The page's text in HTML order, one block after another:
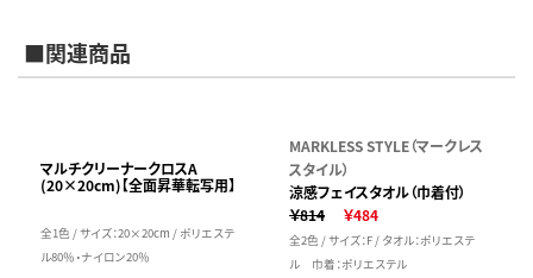
■関連商品
マルチクリーナークロスA
(20×20cm)【全面昇華転写用】
全1色 / サイズ：20×20cm / ポリエステ
ル80％・ナイロン20％
MARKLESS STYLE（マークレス
スタイル）
涼感フェイスタオル（巾着付）
￥814
￥484
全2色 / サイズ：F / タオル：ポリエステ
ル 巾着：ポリエステル